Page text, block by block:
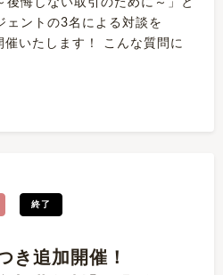
後悔しない取引のために～」と
ェントの3名による対談を
催いたします！ こんな質問に
終了
き追加開催！